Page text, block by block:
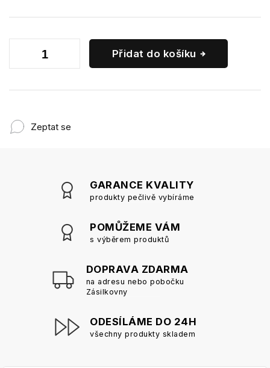
Přidat do košíku
Zeptat se
GARANCE KVALITY
produkty pečlivě vybíráme
POMŮŽEME VÁM
s výběrem produktů
DOPRAVA ZDARMA
na adresu nebo pobočku
Zásilkovny
ODESÍLÁME DO 24H
všechny produkty skladem